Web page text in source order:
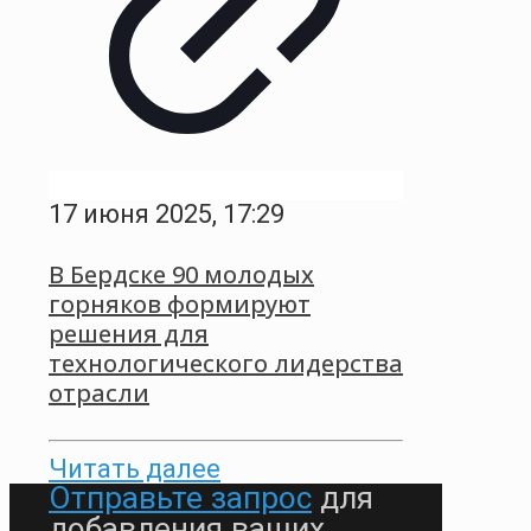
17 июня 2025, 17:29
В Бердске 90 молодых
горняков формируют
решения для
технологического лидерства
отрасли
Читать далее
Отправьте запрос для